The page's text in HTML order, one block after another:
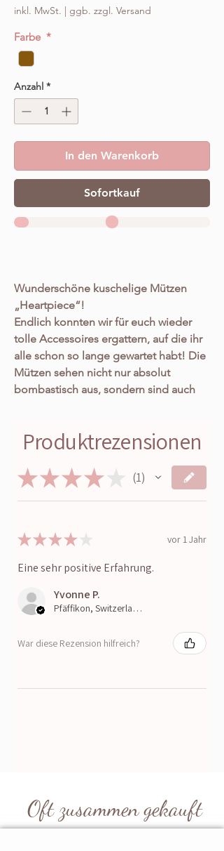
inkl. MwSt. | ggb. zzgl. Versand
Farbe *
Anzahl *
In den Warenkorb
Sofortkauf
Wunderschöne kuschelige Mützen
„Heartpiece“!
Endlich konnten wir für euch wieder
tolle Accessoires ergattern, auf die ihr
alle schon so lange gewartet habt! Die
Mützen sehen nicht nur absolut
bombastisch aus, sondern sind auch
Accessoires! Sie haben aber nicht nur
& 20% Angora und passen sich jedem
deiner Outfits super an, sondern sind
*erhältlich in braun oder pink
Produktrezensionen
★★★★★ 1
★★★★ ★ vor 1 Jahr
Eine sehr positive Erfahrung.
Yvonne P.
Pfäffikon, Switzerland
War diese Rezension hilfreich?
Oft zusammen gekauft